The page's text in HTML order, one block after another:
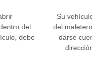
del
debe
Su
del
darse